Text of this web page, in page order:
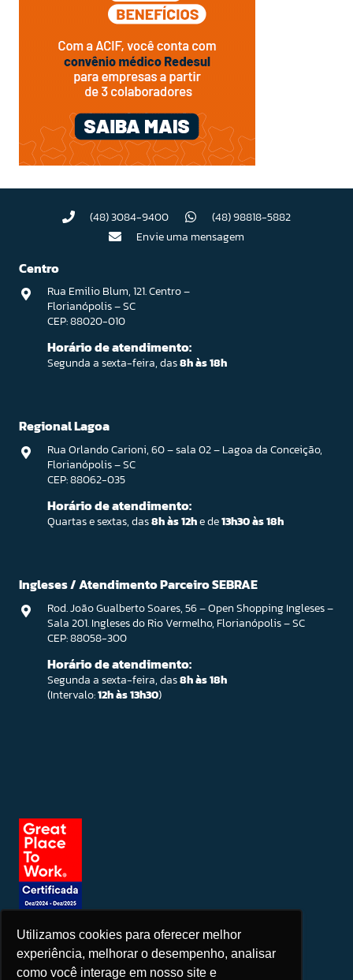
Utilizamos cookies para oferecer melhor
experiência, melhorar o desempenho, analisar
como você interage em nosso site e
(48) 3084-9400
(48) 98818-5882
Envie uma mensagem
Centro
Rua Emilio Blum, 121. Centro –
Florianópolis – SC
CEP: 88020-010
Horário de atendimento:
Segunda a sexta-feira, das8h às 18h
Regional Lagoa
Rua Orlando Carioni, 60 – sala 02 – Lagoa da Conceição,
Florianópolis – SC
CEP: 88062-035
Horário de atendimento:
Quartas e sextas, das8h às 12he de13h30 às 18h
Ingleses / Atendimento Parceiro SEBRAE
Rod. João Gualberto Soares, 56 – Open Shopping Ingleses –
Sala 201. Ingleses do Rio Vermelho, Florianópolis – SC
CEP: 88058-300
Horário de atendimento:
Segunda a sexta-feira, das8h às 18h
(Intervalo:12h às 13h30)
Seja um patrocinador